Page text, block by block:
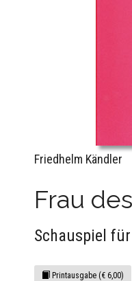
Friedhelm Kändler
Frau
Schauspiel
Printausgabe (€ 6,00)